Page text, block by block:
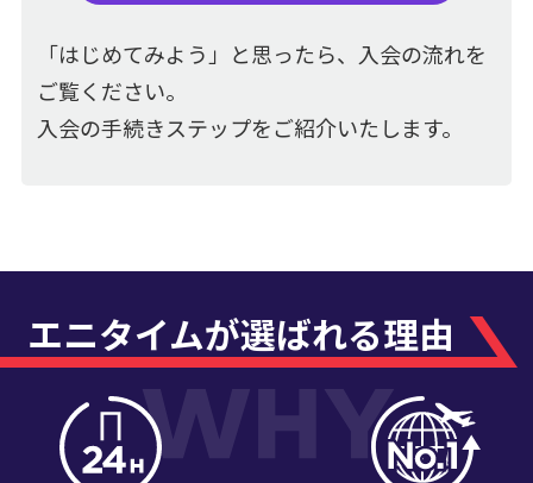
「はじめてみよう」と思ったら、入会の流れを
ご覧ください。
入会の手続きステップをご紹介いたします。
エニタイムが選ばれる理由